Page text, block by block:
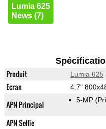
Lumia 625
News (7)
Produit Lumia 625
Ecran 4.7"
APN Principal 5-MP
APN Selfie